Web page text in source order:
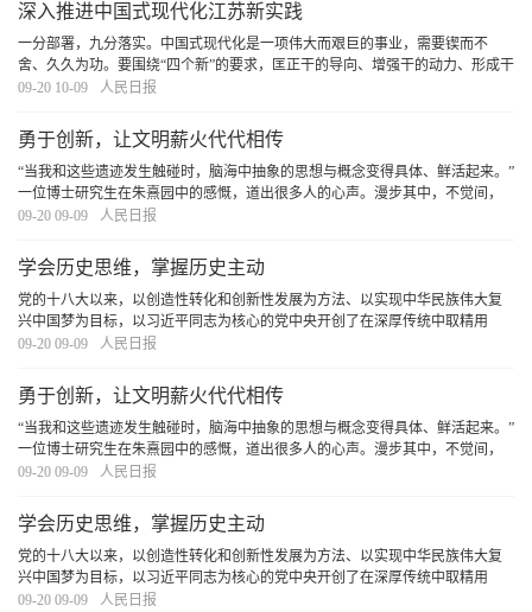
深入推进中国式现代化江苏新实践
一分部署，九分落实。中国式现代化是一项伟大而艰巨的事业，需要锲而不
舍、久久为功。要围绕“四个新”的要求，匡正干的导向、增强干的动力、形成干
的合力，以求真务实、真抓实干的实际行动干出一番业绩。只要我们不折不扣
09-20 10-09 人民日报
勇于创新，让文明薪火代代相传
“当我和这些遗迹发生触碰时，脑海中抽象的思想与概念变得具体、鲜活起来。”
一位博士研究生在朱熹园中的感慨，道出很多人的心声。漫步其中，不觉间，
前行的脚步更加有力了。面向未来，坚定文化自信、担当使命、奋发有为，就
09-20 09-09 人民日报
学会历史思维，掌握历史主动
党的十八大以来，以创造性转化和创新性发展为方法、以实现中华民族伟大复
兴中国梦为目标，以习近平同志为核心的党中央开创了在深厚传统中取精用
宏、固本开新的大格局大气象。历史照亮未来，奋斗成就伟业。在对历史的深
09-20 09-09 人民日报
勇于创新，让文明薪火代代相传
“当我和这些遗迹发生触碰时，脑海中抽象的思想与概念变得具体、鲜活起来。”
一位博士研究生在朱熹园中的感慨，道出很多人的心声。漫步其中，不觉间，
前行的脚步更加有力了。面向未来，坚定文化自信、担当使命、奋发有为，就
09-20 09-09 人民日报
学会历史思维，掌握历史主动
党的十八大以来，以创造性转化和创新性发展为方法、以实现中华民族伟大复
兴中国梦为目标，以习近平同志为核心的党中央开创了在深厚传统中取精用
宏、固本开新的大格局大气象。历史照亮未来，奋斗成就伟业。在对历史的深
09-20 09-09 人民日报